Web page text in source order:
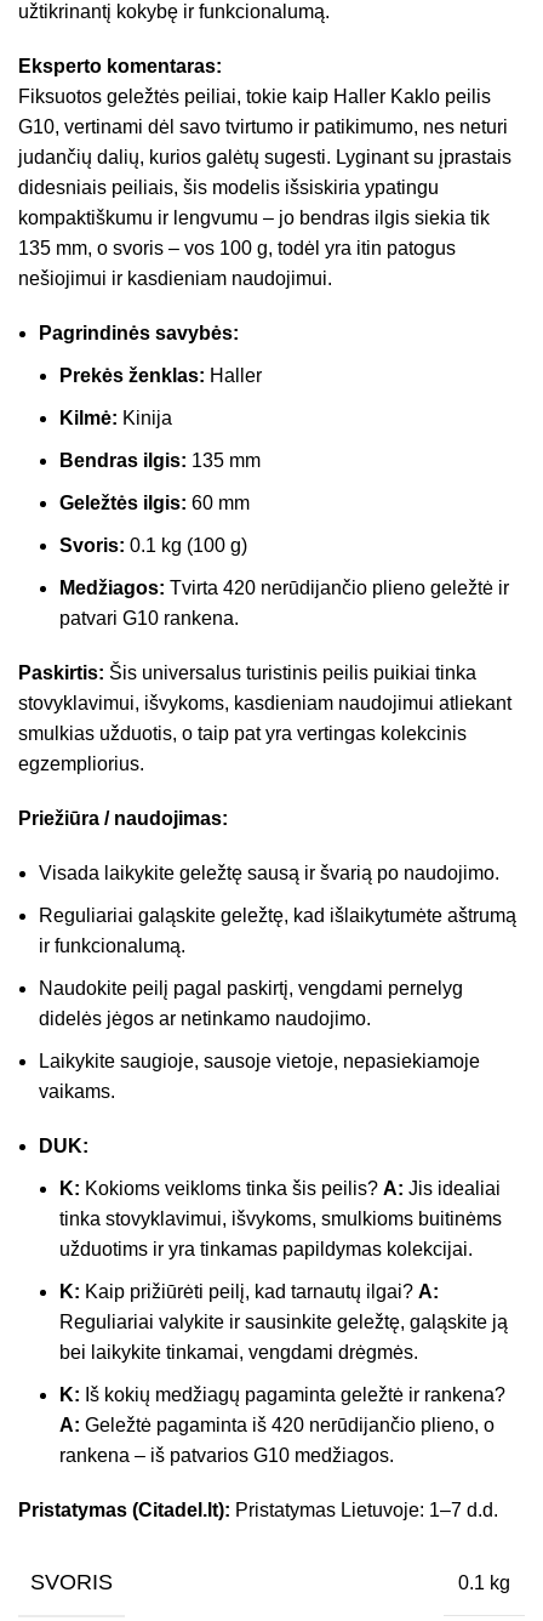
užtikrinantį kokybę ir funkcionalumą.
Eksperto komentaras:
Fiksuotos geležtės peiliai, tokie kaip Haller Kaklo peilis
G10, vertinami dėl savo tvirtumo ir patikimumo, nes neturi
judančių dalių, kurios galėtų sugesti. Lyginant su įprastais
didesniais peiliais, šis modelis išsiskiria ypatingu
kompaktiškumu ir lengvumu – jo bendras ilgis siekia tik
135 mm, o svoris – vos 100 g, todėl yra itin patogus
nešiojimui ir kasdieniam naudojimui.
Pagrindinės savybės:
Prekės ženklas: Haller
Kilmė: Kinija
Bendras ilgis: 135 mm
Geležtės ilgis: 60 mm
Svoris: 0.1 kg (100 g)
Medžiagos: Tvirta 420 nerūdijančio plieno geležtė ir
patvari G10 rankena.
Paskirtis: Šis universalus turistinis peilis puikiai tinka
stovyklavimui, išvykoms, kasdieniam naudojimui atliekant
smulkias užduotis, o taip pat yra vertingas kolekcinis
egzempliorius.
Priežiūra / naudojimas:
Visada laikykite geležtę sausą ir švarią po naudojimo.
Reguliariai galąskite geležtę, kad išlaikytumėte aštrumą
ir funkcionalumą.
Naudokite peilį pagal paskirtį, vengdami pernelyg
didelės jėgos ar netinkamo naudojimo.
Laikykite saugioje, sausoje vietoje, nepasiekiamoje
vaikams.
DUK:
K: Kokioms veikloms tinka šis peilis? A: Jis idealiai
tinka stovyklavimui, išvykoms, smulkioms buitinėms
užduotims ir yra tinkamas papildymas kolekcijai.
K: Kaip prižiūrėti peilį, kad tarnautų ilgai? A:
Reguliariai valykite ir sausinkite geležtę, galąskite ją
bei laikykite tinkamai, vengdami drėgmės.
K: Iš kokių medžiagų pagaminta geležtė ir rankena?
A: Geležtė pagaminta iš 420 nerūdijančio plieno, o
rankena – iš patvarios G10 medžiagos.
Pristatymas (Citadel.lt): Pristatymas Lietuvoje: 1–7 d.d.
SVORIS 0.1 kg